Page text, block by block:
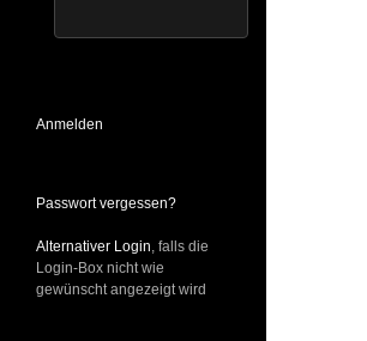
Anmelden
Passwort vergessen?
Alternativer Login , falls die
Login-Box nicht wie
gewünscht angezeigt wird